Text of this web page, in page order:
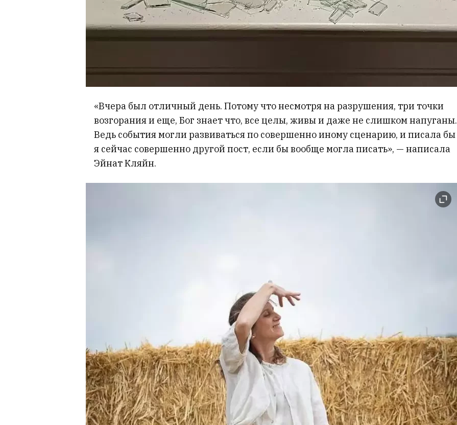
«Вчера был отличный день. Потому что несмотря на разрушения, три точки
возгорания и еще, Бог знает что, все целы, живы и даже не слишком напуганы.
Ведь события могли развиваться по совершенно иному сценарию, и писала бы
я сейчас совершенно другой пост, если бы вообще могла писать», — написала
Эйнат Кляйн.